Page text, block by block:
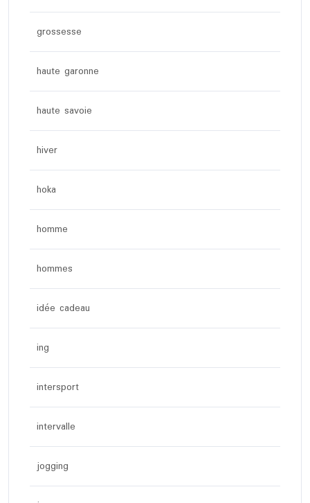
grossesse
haute garonne
haute savoie
hiver
hoka
homme
hommes
idée cadeau
ing
intersport
intervalle
jogging